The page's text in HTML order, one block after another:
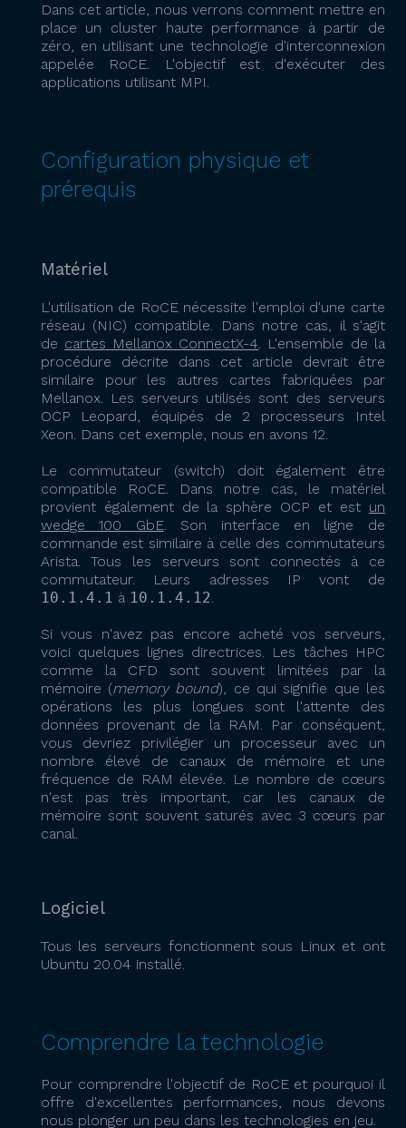
Dans cet article, nous verrons comment mettre en
place un cluster haute performance à partir de
zéro, en utilisant une technologie d'interconnexion
appelée RoCE. L'objectif est d'exécuter des
applications utilisant MPI.
Configuration physique et
prérequis
Matériel
L'utilisation de RoCE nécessite l'emploi d'une carte
réseau (NIC) compatible. Dans notre cas, il s'agit
de cartes Mellanox ConnectX-4. L'ensemble de la
procédure décrite dans cet article devrait être
similaire pour les autres cartes fabriquées par
Mellanox. Les serveurs utilisés sont des serveurs
OCP Leopard, équipés de 2 processeurs Intel
Xeon. Dans cet exemple, nous en avons 12.
Le commutateur (switch) doit également être
compatible RoCE. Dans notre cas, le matériel
provient également de la sphère OCP et est un
wedge 100 GbE. Son interface en ligne de
commande est similaire à celle des commutateurs
Arista. Tous les serveurs sont connectés à ce
commutateur. Leurs adresses IP vont de
10.1.4.1 à 10.1.4.12.
Si vous n'avez pas encore acheté vos serveurs,
voici quelques lignes directrices. Les tâches HPC
comme la CFD sont souvent limitées par la
mémoire (memory bound), ce qui signifie que les
opérations les plus longues sont l'attente des
données provenant de la RAM. Par conséquent,
vous devriez privilégier un processeur avec un
nombre élevé de canaux de mémoire et une
fréquence de RAM élevée. Le nombre de cœurs
n'est pas très important, car les canaux de
mémoire sont souvent saturés avec 3 cœurs par
canal.
Logiciel
Tous les serveurs fonctionnent sous Linux et ont
Ubuntu 20.04 installé.
Comprendre la technologie
Pour comprendre l'objectif de RoCE et pourquoi il
offre d'excellentes performances, nous devons
nous plonger un peu dans les technologies en jeu.